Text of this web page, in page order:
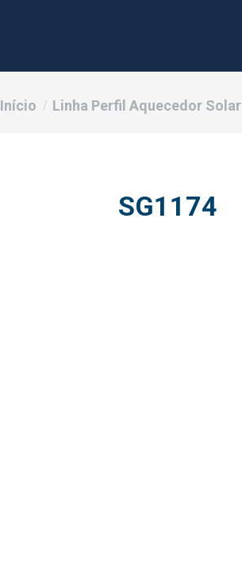
Você está aqui:
Início Linha Perfil Aquecedor Solar
SG1174